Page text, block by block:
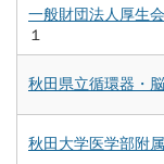
一般財団法人厚生
１
秋田県立循環器・
秋田大学医学部附